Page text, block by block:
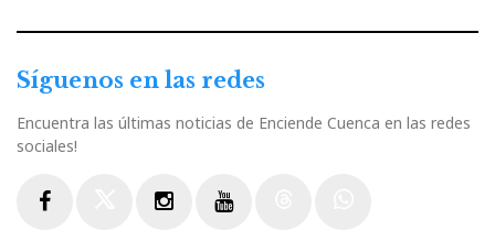
Síguenos en las redes
Encuentra las últimas noticias de Enciende Cuenca en las redes
sociales!